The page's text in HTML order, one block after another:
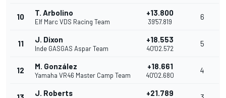
10 T. Arbolino
Elf Marc VDS Racing Team
+13.800
39'57.819
6
11 J. Dixon
Inde GASGAS Aspar Team
+18.553
40'02.572
5
12 M. González
Yamaha VR46 Master Camp Team
+18.661
40'02.680
4
J. Roberts +21.789